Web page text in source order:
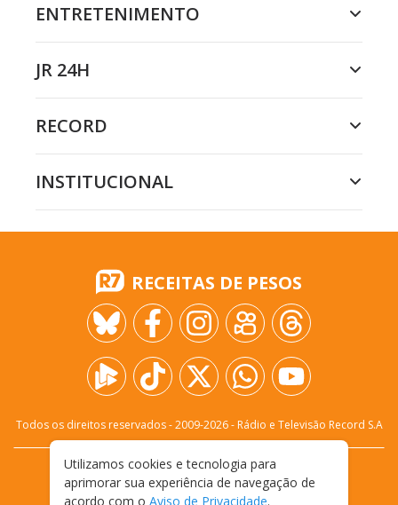
ENTRETENIMENTO
JR 24H
RECORD
INSTITUCIONAL
RECEITAS DE PESOS
Todos os direitos reservados - 2009-2026- Rádio e Televisão Record S.A
FALE CONOSCO
PRIVACIDADE
TERMOS E CONDIÇÕES DE USO
Utilizamos cookies e tecnologia para
aprimorar sua experiência de navegação de
acordo com o Aviso de Privacidade.